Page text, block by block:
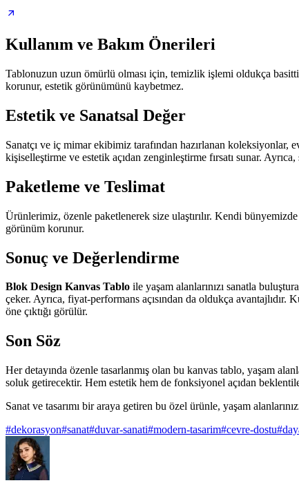
Kullanım ve Bakım Önerileri
Tablonuzun uzun ömürlü olması için, temizlik işlemi oldukça
korunur, estetik görünümünü kaybetmez.
Estetik ve Sanatsal Değer
Sanatçı ve iç mimar ekibimiz tarafından hazırlanan koleksiyonlar,
kişiselleştirme ve estetik açıdan zenginleştirme fırsatı sunar.
Paketleme ve Teslimat
Ürünlerimiz, özenle paketlenerek size ulaştırılır. Kendi
görünüm korunur.
Sonuç ve Değerlendirme
Blok Design Kanvas Tablo ile yaşam alanlarınızı sanatla
çeker. Ayrıca, fiyat-performans açısından da oldukça
öne çıktığı görülür.
Son Söz
Her detayında özenle tasarlanmış olan bu kanvas tablo, yaşam
soluk getirecektir. Hem estetik hem de fonksiyonel açıdan
Sanat ve tasarımı bir araya getiren bu özel ürünle, yaşam
#dekorasyon#sanat#duvar-sanati#modern-tasarim#cevre-dostu#